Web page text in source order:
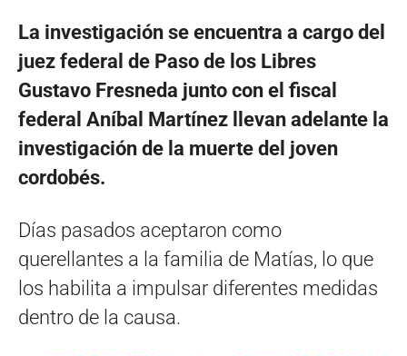
La investigación se encuentra a cargo del
juez federal de Paso de los Libres
Gustavo Fresneda junto con el fiscal
federal Aníbal Martínez llevan adelante la
investigación de la muerte del joven
cordobés.
Días pasados aceptaron como
querellantes a la familia de Matías, lo que
los habilita a impulsar diferentes medidas
dentro de la causa.